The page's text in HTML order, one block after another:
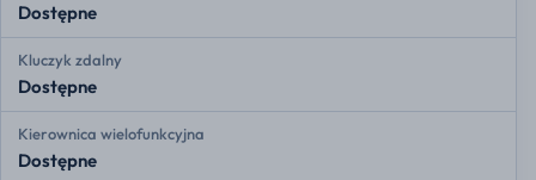
Dostępne
Kluczyk zdalny
Dostępne
Kierownica wielofunkcyjna
Dostępne